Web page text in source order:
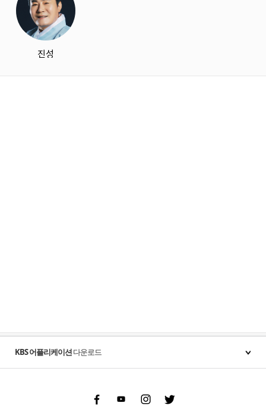
진성
KBS 어플리케이션다운로드
FacebookYoutubeInstgram Twitter